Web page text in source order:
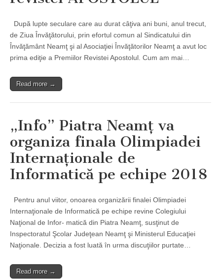
După lupte seculare care au durat câţiva ani buni, anul trecut,
de Ziua Învăţătorului, prin efortul comun al Sindicatului din
Învăţământ Neamţ şi al Asociaţiei Învăţătorilor Neamţ a avut loc
prima ediţie a Premiilor Revistei Apostolul. Cum am mai…
Read more →
„Info” Piatra Neamţ va
organiza finala Olimpiadei
Internaţionale de
Informatică pe echipe 2018
Pentru anul viitor, onoarea organizării finalei Olimpiadei
Internaţionale de Informatică pe echipe revine Colegiului
Naţional de Infor­- matică din Piatra Neamţ, susţinut de
Inspectoratul Şcolar Judeţean Neamţ şi Ministerul Educaţiei
Naţionale. Decizia a fost luată în urma discuţiilor purtate…
Read more →